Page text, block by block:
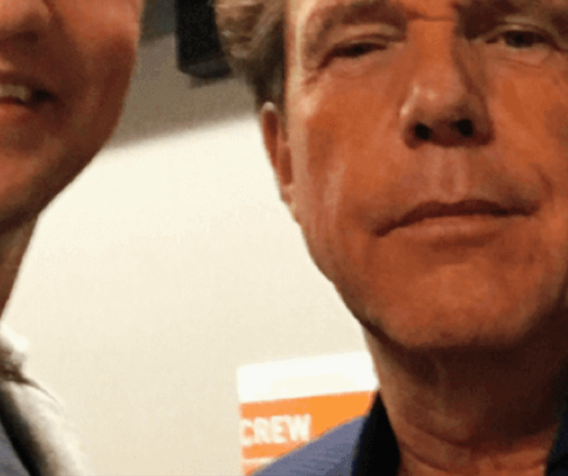
LANGUAGE: NL EN
ALL
BLOGS
🎬
MASTERCLASS